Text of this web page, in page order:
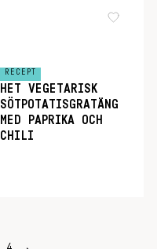
RECEPT
HET VEGETARISK
SÖTPOTATISGRATÄNG
MED PAPRIKA OCH
CHILI